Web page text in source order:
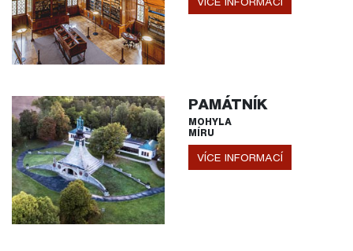
PAMÁTNÍK
MOHYLA
MÍRU
VÍCE INFORMACÍ